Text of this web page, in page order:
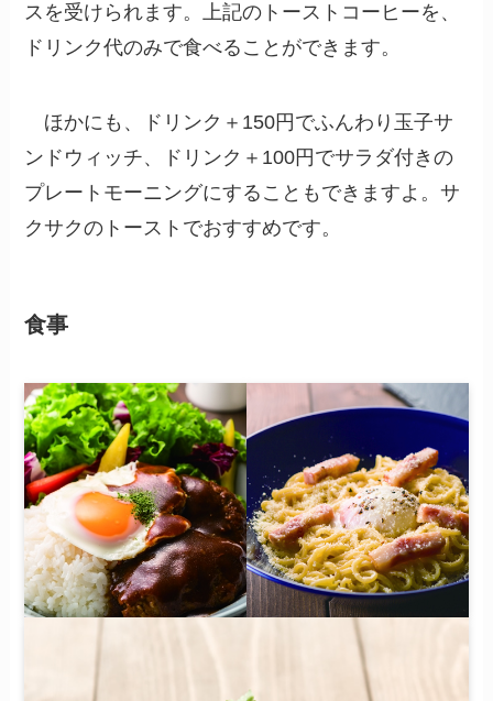
スを受けられます。上記のトーストコーヒーを、
ドリンク代のみで食べることができます。
ほかにも、ドリンク＋150円でふんわり玉子サ
ンドウィッチ、ドリンク＋100円でサラダ付きの
プレートモーニングにすることもできますよ。サ
クサクのトーストでおすすめです。
食事